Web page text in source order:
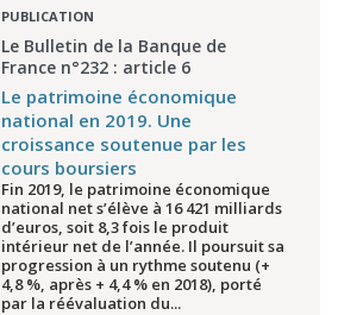
PUBLICATION
Le Bulletin de la Banque de
France n°232 : article 6
Le patrimoine économique
national en 2019. Une
croissance soutenue par les
cours boursiers
Fin 2019, le patrimoine économique
national net s’élève à 16 421 milliards
d’euros, soit 8,3 fois le produit
intérieur net de l’année. Il poursuit sa
progression à un rythme soutenu (+
4,8 %, après + 4,4 % en 2018), porté
par la réévaluation du...